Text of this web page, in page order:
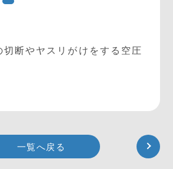
切断やヤスリがけをする空圧
一覧へ戻る